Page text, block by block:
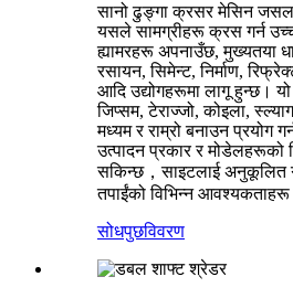
सानो ढुङ्गा क्रसर मेसिन
यसले सामग्रीहरू क्रस गर्न
ह्यामरहरू अपनाउँछ, मुख्यतया
रसायन, सिमेन्ट, निर्माण,
आदि उद्योगहरूमा लागू हुन्छ।
जिप्सम, टेराज्जो, कोइला,
मध्यम र राम्रो बनाउन प्रयोग
उत्पादन प्रकार र मोडेलहरूको
सकिन्छ，साइटलाई अनुकूलित
तपाईंको विभिन्न आवश्यकताहरू
सोधपुछविवरण